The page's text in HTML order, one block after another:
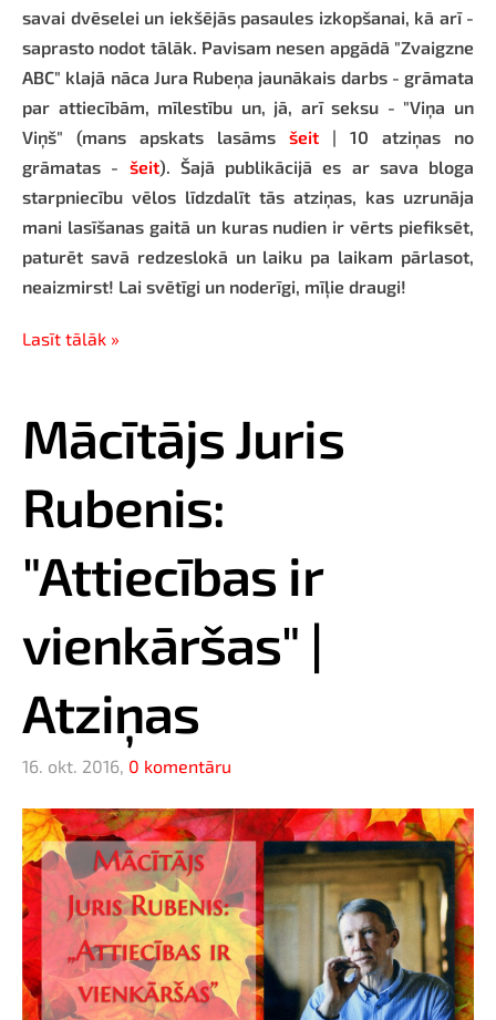
savai dvēselei un iekšējās pasaules izkopšanai, kā arī -
saprasto nodot tālāk. Pavisam nesen apgādā "Zvaigzne
ABC" klajā nāca Jura Rubeņa jaunākais darbs - grāmata
par attiecībām, mīlestību un, jā, arī seksu - "Viņa un
Viņš" (mans apskats lasāms šeit | 10 atziņas no
grāmatas - šeit). Šajā publikācijā es ar sava bloga
starpniecību vēlos līdzdalīt tās atziņas, kas uzrunāja
mani lasīšanas gaitā un kuras nudien ir vērts piefiksēt,
paturēt savā redzeslokā un laiku pa laikam pārlasot,
neaizmirst! Lai svētīgi un noderīgi, mīļie draugi!
Lasīt tālāk »
Mācītājs Juris
Rubenis:
"Attiecības ir
vienkāršas" |
Atziņas
16. okt. 2016, 0 komentāru